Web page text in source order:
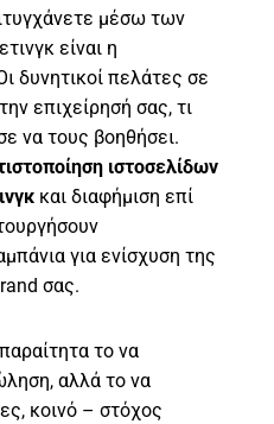
μέσω των
είναι η
δυνητικοί πελάτες σε
επιχείρησή σας, τι
να τους βοηθήσει.
ιστοσελίδων
και διαφήμιση επί
για ενίσχυση της
σας.
το να
αλλά το να
κοινό – στόχος